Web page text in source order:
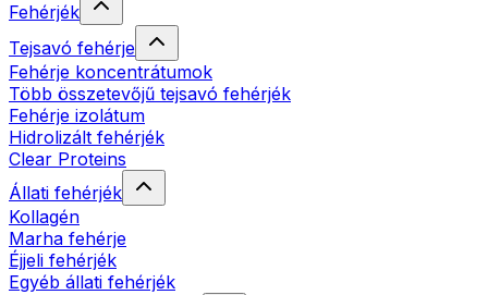
Fehérjék
Tejsavó fehérje
Fehérje koncentrátumok
Több összetevőjű tejsavó fehérjék
Fehérje izolátum
Hidrolizált fehérjék
Clear Proteins
Állati fehérjék
Kollagén
Marha fehérje
Éjjeli fehérjék
Egyéb állati fehérjék